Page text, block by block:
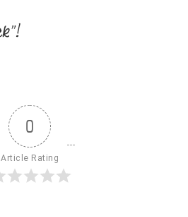
0
Article Rating